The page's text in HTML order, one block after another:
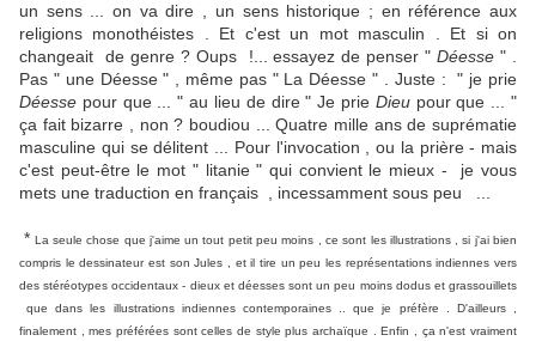
un sens ... on va dire , un sens historique ; en référence aux
religions monothéistes . Et c'est un mot masculin . Et si on
changeait de genre ? Oups !... essayez de penser "Déesse " .
Pas " une Déesse " , même pas " La Déesse " . Juste : " je prie
Déesse pour que ... " au lieu de dire " Je prie Dieu pour que ... "
ça fait bizarre , non ? boudiou ... Quatre mille ans de suprématie
masculine qui se délitent ... Pour l'invocation , ou la prière - mais
c'est peut-être le mot " litanie " qui convient le mieux - je vous
mets une traduction en français , incessamment sous peu ...
* La seule chose que j'aime un tout petit peu moins , ce sont les illustrations , si j'ai bien
compris le dessinateur est son Jules , et il tire un peu les représentations indiennes vers
des stéréotypes occidentaux - dieux et déesses sont un peu moins dodus et grassouillets
que dans les illustrations indiennes contemporaines .. que je préfère . D'ailleurs ,
finalement , mes préférées sont celles de style plus archaïque . Enfin , ça n'est vraiment